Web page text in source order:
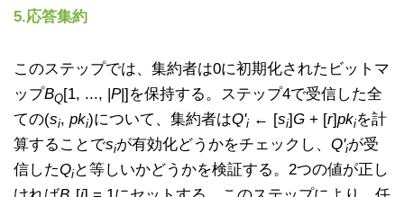
5.応答集約
このステップでは、集約者は0に初期化されたビットマ
ップBQ[1, ..., | P|]を保持する。ステップ4で受信した全
ての(si, pki)について、集約者はQ'i ← [si]G + [r]pkiを計
算することでsiが有効化どうかをチェックし、 Q'iが受
信したQi と等しいかどうかを検証する。2つの値が正し